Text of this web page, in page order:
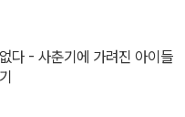
다 - 사춘기에 가려진 아이들